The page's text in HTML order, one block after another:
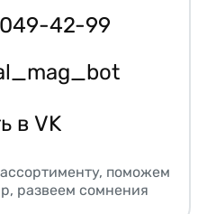
42-99
в VK
поможем
развеем сомнения